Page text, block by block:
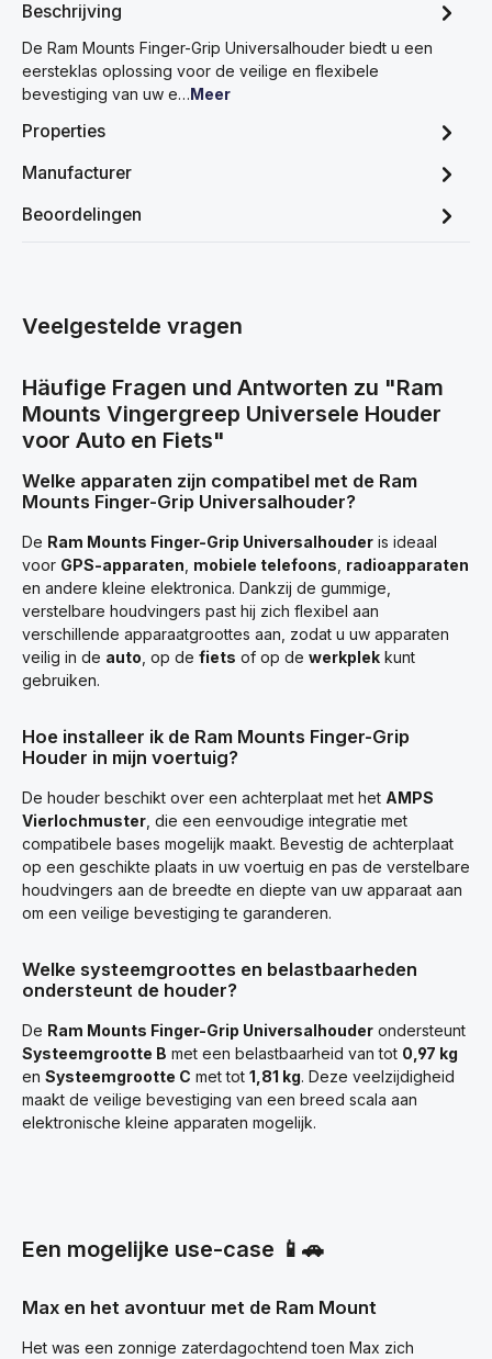
Beschrijving
De Ram Mounts Finger-Grip Universalhouder biedt u een
eersteklas oplossing voor de veilige en flexibele
bevestiging van uw e…Meer
Properties
Manufacturer
Beoordelingen
Veelgestelde vragen
Häufige Fragen und Antworten zu "Ram
Mounts Vingergreep Universele Houder
voor Auto en Fiets"
Welke apparaten zijn compatibel met de Ram
Mounts Finger-Grip Universalhouder?
De Ram Mounts Finger-Grip Universalhouder is ideaal
voor GPS-apparaten mobiele telefoons radioapparaten
en andere kleine elektronica. Dankzij de gummige,
verstelbare houdvingers past hij zich flexibel aan
verschillende apparaatgroottes aan, zodat u uw apparaten
veilig in de auto , op de fiets of op de werkplek kunt
gebruiken.
Hoe installeer ik de Ram Mounts Finger-Grip
Houder in mijn voertuig?
De houder beschikt over een achterplaat met het AMPS
Vierlochmuster , die een eenvoudige integratie met
compatibele bases mogelijk maakt. Bevestig de achterplaat
op een geschikte plaats in uw voertuig en pas de verstelbare
houdvingers aan de breedte en diepte van uw apparaat aan
om een veilige bevestiging te garanderen.
Welke systeemgroottes en belastbaarheden
ondersteunt de houder?
De Ram Mounts Finger-Grip Universalhouder ondersteunt
Systeemgrootte B met een belastbaarheid van tot 0,97 kg
en Systeemgrootte C met tot 1,81 kg. Deze veelzijdigheid
maakt de veilige bevestiging van een breed scala aan
elektronische kleine apparaten mogelijk.
Een mogelijke use-case 📱🚗
Max en het avontuur met de Ram Mount
Het was een zonnige zaterdagochtend toen Max zich